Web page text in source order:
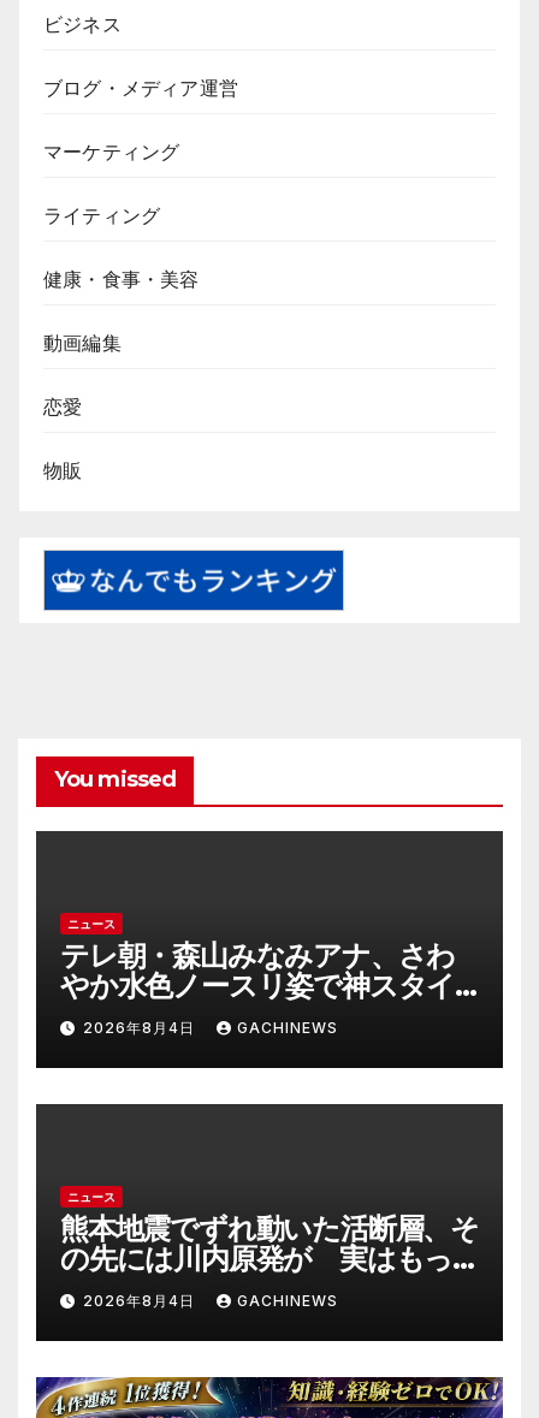
ビジネス
ブログ・メディア運営
マーケティング
ライティング
健康・食事・美容
動画編集
恋愛
物販
You missed
ニュース
テレ朝・森山みなみアナ、さわ
やか水色ノースリ姿で神スタイ
ル炸裂 「爽やかで可愛い」「最
上級にお似合い」(J-CASTニュー
ス)
2026年8月4日 GACHINEWS
ニュース
熊本地震でずれ動いた活断層、そ
の先には川内原発が 実はもっ
とヤバい事態を起こしそうなリ
スクも(J-CASTニュース)
2026年8月4日 GACHINEWS